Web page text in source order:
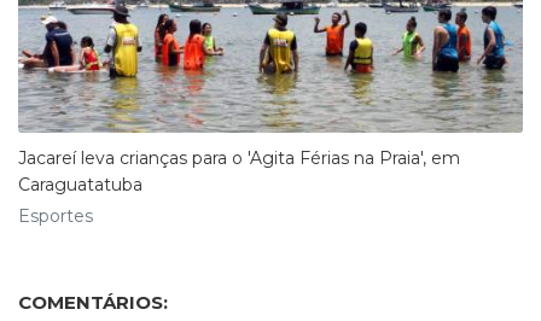
Jacareí leva crianças para o 'Agita Férias na Praia', em
Caraguatatuba
Esportes
COMENTÁRIOS: